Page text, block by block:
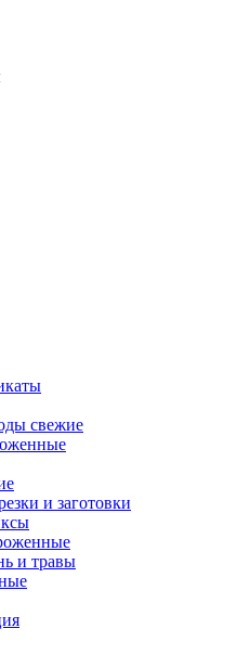
свежие
и заготовки
и травы